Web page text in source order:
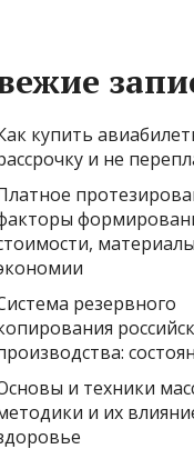
купить
и не
резервного
и техники
и их